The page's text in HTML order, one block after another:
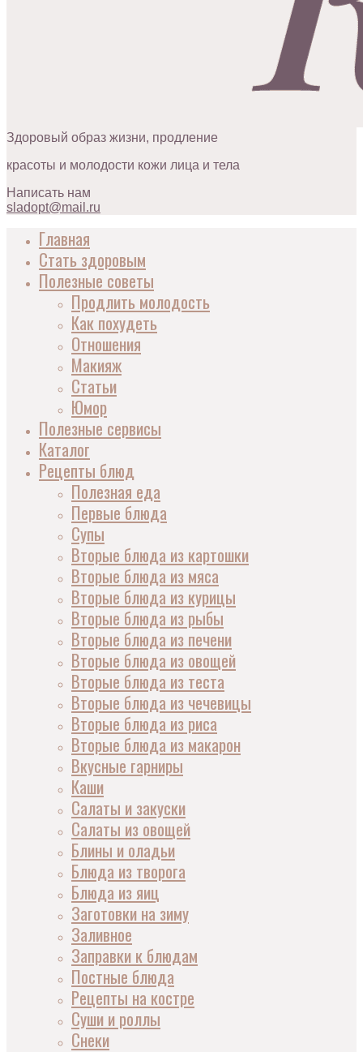
Здоровый образ жизни, продление
красоты и молодости кожи лица и тела
Написать нам
sladopt@mail.ru
Главная
Стать здоровым
Полезные советы
Продлить молодость
Как похудеть
Отношения
Макияж
Статьи
Юмор
Полезные сервисы
Каталог
Рецепты блюд
Полезная еда
Первые блюда
Супы
Вторые блюда из картошки
Вторые блюда из мяса
Вторые блюда из курицы
Вторые блюда из рыбы
Вторые блюда из печени
Вторые блюда из овощей
Вторые блюда из теста
Вторые блюда из чечевицы
Вторые блюда из риса
Вторые блюда из макарон
Вкусные гарниры
Каши
Салаты и закуски
Салаты из овощей
Блины и оладьи
Блюда из творога
Блюда из яиц
Заготовки на зиму
Заливное
Заправки к блюдам
Постные блюда
Рецепты на костре
Суши и роллы
Снеки